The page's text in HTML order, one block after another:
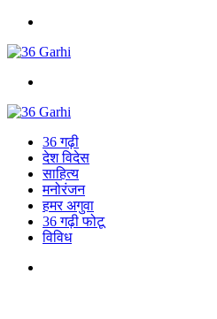
36 गढ़ी
देश विदेस
साहित्य
मनोरंजन
हमर अगुवा
36 गढ़ी फोटू
विविध